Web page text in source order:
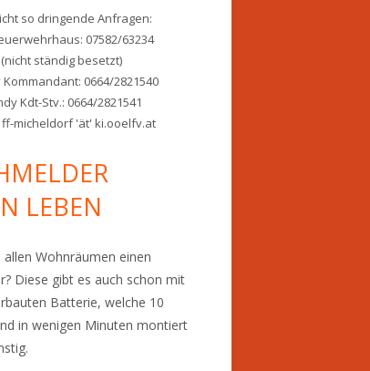
so dringende Anfragen:
07582/63234
(nicht ständig besetzt)
0664/2821540
Kdt-Stv.: 0664/2821541
ff-micheldorf 'ät' ki.ooelfv.at
LEBEN
allen Wohnräumen einen
Diese gibt es auch schon mit
Batterie, welche 10
in wenigen Minuten montiert